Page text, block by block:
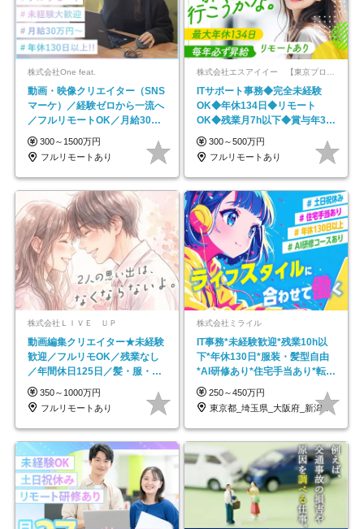
株式会社One feat.
動画・映像クリエイター（SNS
マーケ）／経験ゼロから一流へ
／フルリモートOK／月給30万
円～／年休130日以上
300～1500万円
フルリモートあり
ITサポート事務◆完全未経験
OK◆年休134日◆リモート
OK◆残業月7h以下◆賞与年3回
◆5年目まで必ず昇給
300～500万円
フルリモートあり
株式会社ＬＩＶＥ ＵＰ
動画編集クリエイター★未経験
歓迎／フルリモOK／残業なし
／年間休日125日／髪・服・ネ
イル自由／研修充実で安心
350～1000万円
フルリモートあり
株式会社ミライル
IT事務*未経験歓迎*残業10h以
下*年休130日*服装・髪型自由
*AI研修あり*住宅手当あり*転勤
なし
250～450万円
東京都_埼玉県_大阪府_新潟県_福岡県